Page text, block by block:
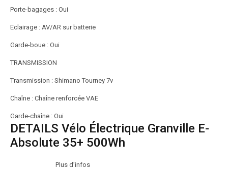
Porte-bagages : Oui
Eclairage : AV/AR sur batterie
Garde-boue : Oui
TRANSMISSION
Transmission : Shimano Tourney 7v
Chaîne : Chaîne renforcée VAE
Garde-chaîne : Oui
DETAILS Vélo Électrique Granville E-
Absolute 35+ 500Wh
Plus d’infos